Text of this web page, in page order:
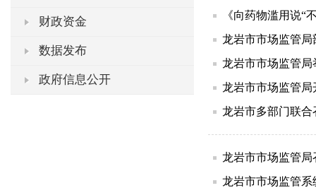
财政资金
数据发布
政府信息公开
《向药物滥用说“
龙岩市市场监管局
龙岩市市场监管局
龙岩市市场监管局
龙岩市多部门联合
龙岩市市场监管
龙岩市市场监管系